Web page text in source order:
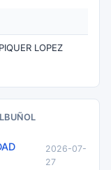
LOPEZ
2026-07-
27